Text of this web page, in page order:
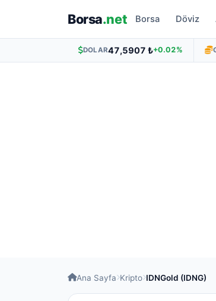
Borsa.net Borsa Döviz
DOLAR47,5907 ₺+0.02%
Ana Sayfa Kripto IDNGold (IDNG)